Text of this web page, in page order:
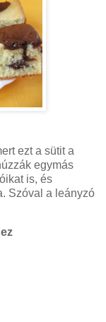
ezt a sütit a
egymás
is, és
Szóval a leányzó